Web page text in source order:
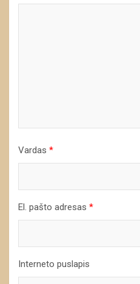
Vardas *
El. pašto adresas *
Interneto puslapis